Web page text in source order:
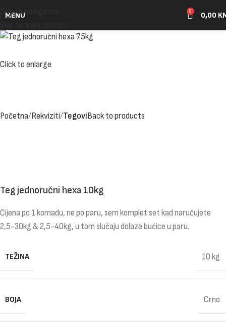
Skip to navigation
MENU 0 0,00
Click to enlarge
Početna Rekviziti TegoviBack to products
Teg jednoručni hexa 10kg
Cijena po 1 komadu, ne po paru, sem komplet set kad naručujete
2,5-30kg & 2,5-40kg, u tom slučaju dolaze bućice u paru.
TEŽINA 10 kg
BOJA Crno